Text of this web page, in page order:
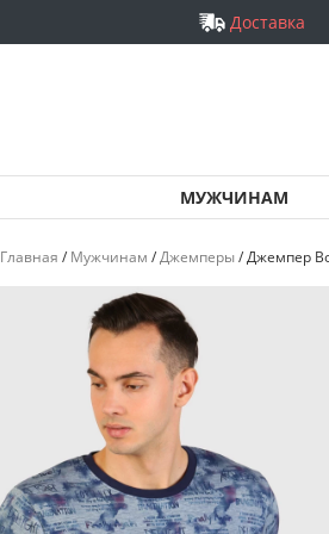
Доставка
МУЖЧИНАМ
Главная / Мужчинам /Джемперы/Джемпер